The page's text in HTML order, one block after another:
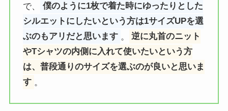
で、
僕のように1枚で着た時にゆったりとした
シルエットにしたいという方は1サイズUPを選
ぶのもアリだと思います 。
逆に丸首のニット
やTシャツの内側に入れて使いたいという方
は、普段通りのサイズを選ぶのが良いと思いま
す 。